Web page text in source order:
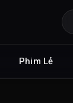
Phim Lẻ